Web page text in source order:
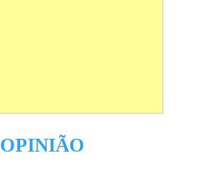
OPINIÃO